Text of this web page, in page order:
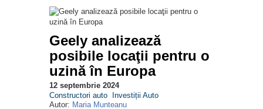
Geely analizează
posibile locaţii pentru o
uzină în Europa
12 septembrie 2024
Constructori auto
Investiții Auto
Autor: Maria Munteanu